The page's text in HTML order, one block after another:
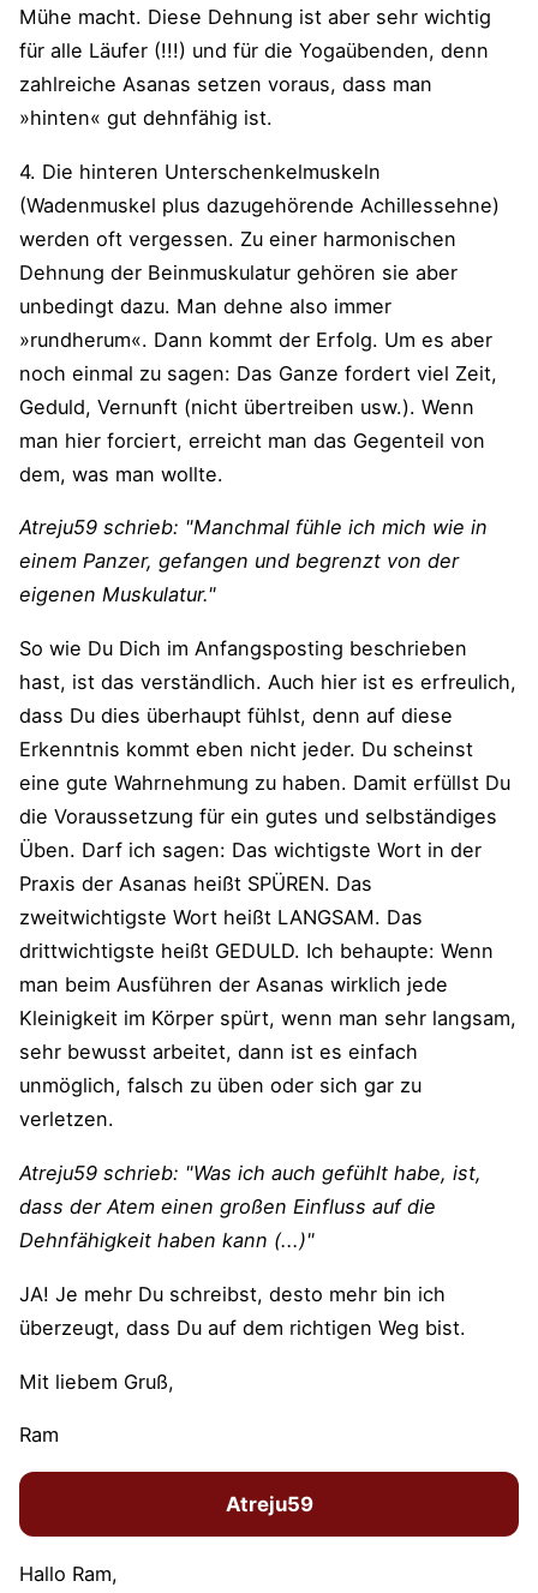
Mühe macht. Diese Dehnung ist aber sehr wichtig
für alle Läufer (!!!) und für die Yogaübenden, denn
zahlreiche Asanas setzen voraus, dass man
»hinten« gut dehnfähig ist.
4. Die hinteren Unterschenkelmuskeln
(Wadenmuskel plus dazugehörende Achillessehne)
werden oft vergessen. Zu einer harmonischen
Dehnung der Beinmuskulatur gehören sie aber
unbedingt dazu. Man dehne also immer
»rundherum«. Dann kommt der Erfolg. Um es aber
noch einmal zu sagen: Das Ganze fordert viel Zeit,
Geduld, Vernunft (nicht übertreiben usw.). Wenn
man hier forciert, erreicht man das Gegenteil von
dem, was man wollte.
Atreju59 schrieb: "Manchmal fühle ich mich wie in
einem Panzer, gefangen und begrenzt von der
eigenen Muskulatur."
So wie Du Dich im Anfangsposting beschrieben
hast, ist das verständlich. Auch hier ist es erfreulich,
dass Du dies überhaupt fühlst, denn auf diese
Erkenntnis kommt eben nicht jeder. Du scheinst
eine gute Wahrnehmung zu haben. Damit erfüllst Du
die Voraussetzung für ein gutes und selbständiges
Üben. Darf ich sagen: Das wichtigste Wort in der
Praxis der Asanas heißt SPÜREN. Das
zweitwichtigste Wort heißt LANGSAM. Das
drittwichtigste heißt GEDULD. Ich behaupte: Wenn
man beim Ausführen der Asanas wirklich jede
Kleinigkeit im Körper spürt, wenn man sehr langsam,
sehr bewusst arbeitet, dann ist es einfach
unmöglich, falsch zu üben oder sich gar zu
verletzen.
Atreju59 schrieb: "Was ich auch gefühlt habe, ist,
dass der Atem einen großen Einfluss auf die
Dehnfähigkeit haben kann (...)"
JA! Je mehr Du schreibst, desto mehr bin ich
überzeugt, dass Du auf dem richtigen Weg bist.
Mit liebem Gruß,
Ram
Atreju59
Hallo Ram,